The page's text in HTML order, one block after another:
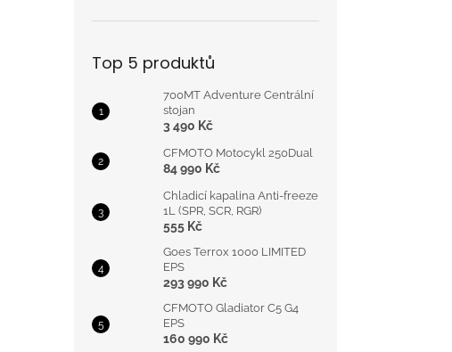
Top 5 produktů
700MT Adventure Centrální
stojan
3 490 Kč
CFMOTO Motocykl 250Dual
84 990 Kč
Chladicí kapalina Anti-freeze
1L (SPR, SCR, RGR)
555 Kč
Goes Terrox 1000 LIMITED
EPS
293 990 Kč
CFMOTO Gladiator C5 G4
EPS
160 990 Kč